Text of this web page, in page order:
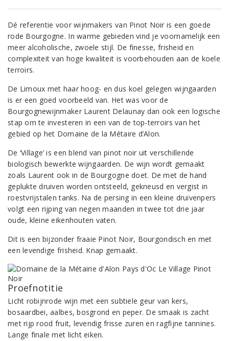
Dé referentie voor wijnmakers van Pinot Noir is een goede
rode Bourgogne. In warme gebieden vind je voornamelijk een
meer alcoholische, zwoele stijl. De finesse, frisheid en
complexiteit van hoge kwaliteit is voorbehouden aan de koele
terroirs.
De Limoux met haar hoog- en dus koel gelegen wijngaarden
is er een goed voorbeeld van. Het was voor de
Bourgognewijnmaker Laurent Delaunay dan ook een logische
stap om te investeren in een van de top-terroirs van het
gebied op het Domaine de la Métaire d’Alon.
De ‘Village’ is een blend van pinot noir uit verschillende
biologisch bewerkte wijngaarden. De wijn wordt gemaakt
zoals Laurent ook in de Bourgogne doet. De met de hand
geplukte druiven worden ontsteeld, gekneusd en vergist in
roestvrijstalen tanks. Na de persing in een kleine druivenpers
volgt een rijping van negen maanden in twee tot drie jaar
oude, kleine eikenhouten vaten.
Dit is een bijzonder fraaie Pinot Noir, Bourgondisch en met
een levendige frisheid. Knap gemaakt.
Proefnotitie
Licht robijnrode wijn met een subtiele geur van kers,
bosaardbei, aalbes, bosgrond en peper. De smaak is zacht
met rijp rood fruit, levendig frisse zuren en ragfijne tannines.
Lange finale met licht eiken.